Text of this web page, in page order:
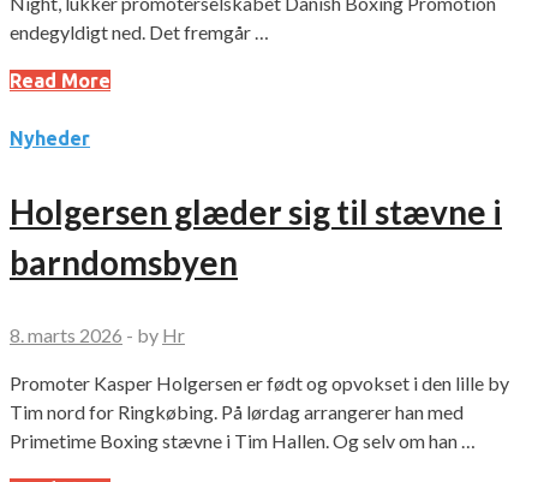
endegyldigt ned. Det fremgår …
Read More
Nyheder
Holgersen glæder sig til stævne i
barndomsbyen
8. marts 2026 - by Hr
Promoter Kasper Holgersen er født og opvokset i den lille by
Tim nord for Ringkøbing. På lørdag arrangerer han med
Primetime Boxing stævne i Tim Hallen. Og selv om han …